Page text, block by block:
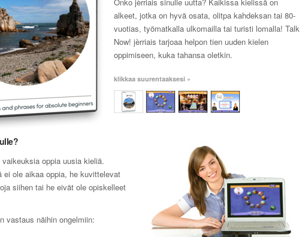
alkeet, jotka on hyvä osata, olitpa kahdeksan tai 80-
vuotias, työmatkalla ulkomailla tai turisti lomalla! Talk
Now! jèrriais tarjoaa helpon tien uuden kielen
oppimiseen, kuka tahansa oletkin.
klikkaa suurentaaksesi »
oppia uusia kieliä.
ei ole aikaa oppia, he kuvittelevat
siihen tai he eivät ole opiskelleet
vastaus näihin ongelmiin: